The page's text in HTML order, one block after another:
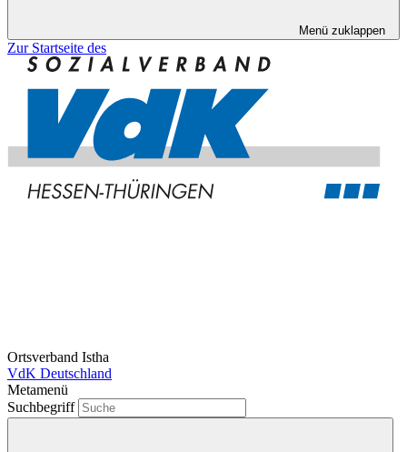
Menü zuklappen
Zur Startseite des
Ortsverband Istha
VdK Deutschland
Metamenü
Suchbegriff